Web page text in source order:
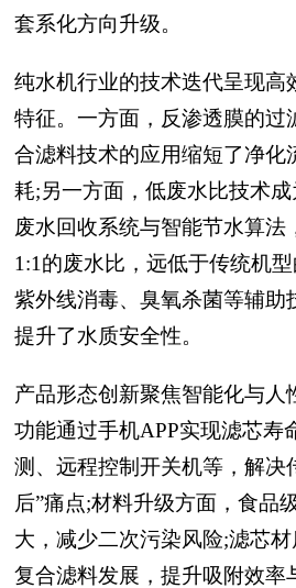
套系化方向升级。
纯水机行业的技术迭代呈现高
特征。一方面，反渗透膜的过
合滤料技术的应用缩短了净化
耗;另一方面，低废水比技术
废水回收系统与智能节水算法
1:1的废水比，远低于传统机型
紫外线消毒、臭氧杀菌等辅助
提升了水质安全性。
产品形态创新聚焦智能化与人
功能通过手机APP实现滤芯寿
测、远程控制开关机等，解决
后”痛点;材料升级方面，食品
大，减少二次污染风险;滤芯
复合滤料发展，提升吸附效率